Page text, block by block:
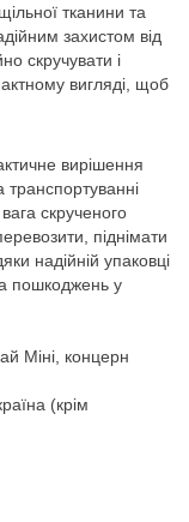
тканини та
захистом від
скручувати і
вигляді, щоб
вирішення
транспортуванні
скрученого
піднімати
надійній упаковці
пошкоджень у
Міні, концерн
(крім